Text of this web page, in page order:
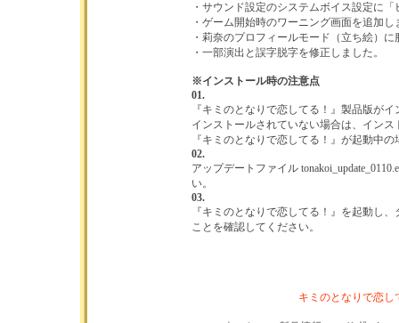
・サウンド設定のシステムボイス設定に
・ゲーム開始時のワーニング画面を追加し
・莉奈のプロフィールモード（立ち絵）
・一部演出と誤字脱字を修正しました。
※インストール時の注意点
01.
『キミのとなりで恋してる！』製品版が
インストールされていない場合は、イン
『キミのとなりで恋してる！』が起動中
02.
アップデートファイル
い。
03.
『キミのとなりで恋してる！』を起動し
ことを確認してください。
キミのとなりで恋し